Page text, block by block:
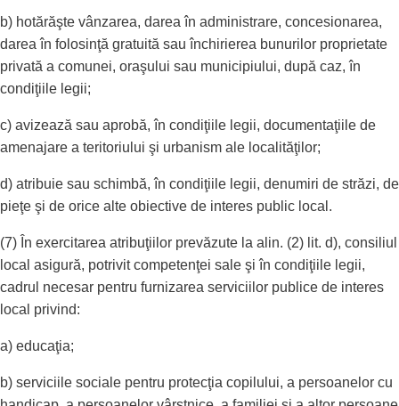
b) hotărăşte vânzarea, darea în administrare, concesionarea,
darea în folosinţă gratuită sau închirierea bunurilor proprietate
privată a comunei, oraşului sau municipiului, după caz, în
condiţiile legii;
c) avizează sau aprobă, în condiţiile legii, documentaţiile de
amenajare a teritoriului şi urbanism ale localităţilor;
d) atribuie sau schimbă, în condiţiile legii, denumiri de străzi, de
pieţe şi de orice alte obiective de interes public local.
(7) În exercitarea atribuţiilor prevăzute la alin. (2) lit. d), consiliul
local asigură, potrivit competenţei sale şi în condiţiile legii,
cadrul necesar pentru furnizarea serviciilor publice de interes
local privind:
a) educaţia;
b) serviciile sociale pentru protecţia copilului, a persoanelor cu